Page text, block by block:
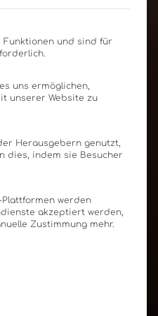
die eine Einwilligung
Funktionen und sind für
uns ermöglichen,
unserer Website zu
Herausgebern genutzt,
dies, indem sie Besucher
werden
akzeptiert werden,
Zustimmung mehr.